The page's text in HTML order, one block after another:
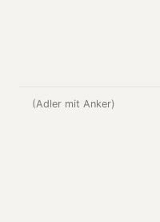
(Adler mit Anker)